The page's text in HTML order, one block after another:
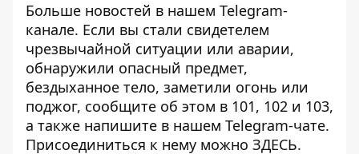
Больше новостей в нашем Telegram-
канале. Если вы стали свидетелем
чрезвычайной ситуации или аварии,
обнаружили опасный предмет,
бездыханное тело, заметили огонь или
поджог, сообщите об этом в 101, 102 и 103,
а также напишите в нашем Telegram-чате.
Присоединиться к нему можно ЗДЕСЬ.